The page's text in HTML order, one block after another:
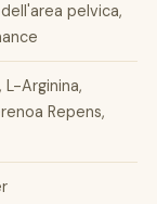
pelvica,
L-Arginina,
Repens,